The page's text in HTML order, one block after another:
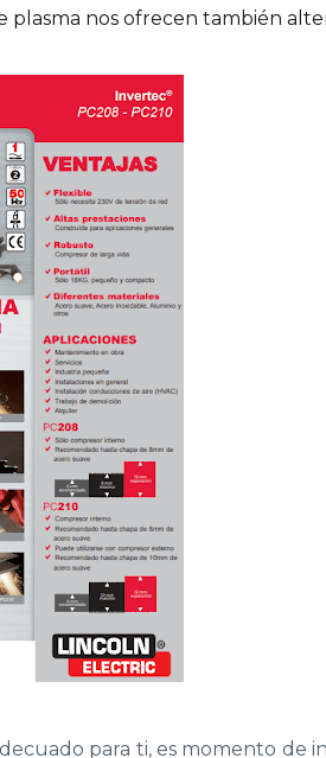
nos ofrecen también
para ti, es momento de